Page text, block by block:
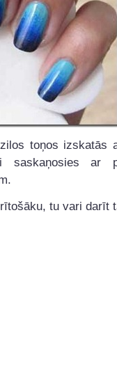
toņos izskatās
saskaņosies ar
tu vari darīt